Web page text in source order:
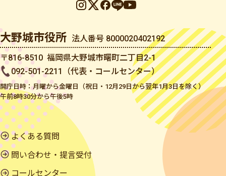
大野城市役所 法人番号 8000020402192
〒816-8510 福岡県大野城市曙町二丁目2-1
092-501-2211（代表・コールセンター）
開庁日時：月曜から金曜日（祝日・12月29日から翌年1月3日を除く）
午前8時30分から午後5時
よくある質問
問い合わせ・提言受付
コールセンター